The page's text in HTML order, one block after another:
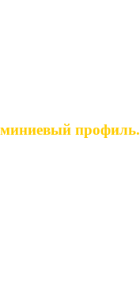
профиль.